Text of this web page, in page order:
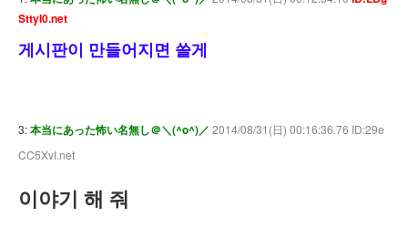
SttyI0.net
게시판이 만들어지면 쓸게
3:本当にあった怖い名無し＠＼(^o^)／ 2014/08/31(日) 00:16:36.76 ID:29e
CC5XvI.net
이야기 해 줘